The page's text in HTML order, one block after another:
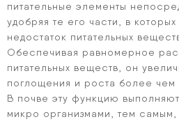
питательные элементы
удобряя те его части, в
недостаток питательных
Обеспечивая равномерное
питательных веществ, он
поглощения и роста более чем
В почве эту функцию
микро организмами, тем самым,